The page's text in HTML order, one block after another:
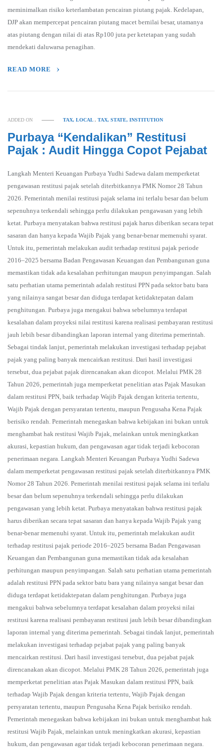
meminimalkan risiko keterlambatan pencairan piutang pajak. Kedelapan,
DJP akan mempercepat pencairan piutang macet bernilai besar, utamanya
atas piutang dengan nilai di atas Rp100 juta per ketetapan yang sudah
mendekati daluwarsa penagihan.
READ MORE
ADDED ON TAX, LOCAL,TAX, STATE, INSTITUTION
Purbaya “Kendalikan” Restitusi
Pajak : Audit Hingga Copot Pejabat
Langkah Menteri Keuangan Purbaya Yudhi Sadewa dalam memperketat
pengawasan restitusi pajak setelah diterbitkannya PMK Nomor 28 Tahun
2026. Pemerintah menilai restitusi pajak selama ini terlalu besar dan belum
sepenuhnya terkendali sehingga perlu dilakukan pengawasan yang lebih
ketat. Purbaya menyatakan bahwa restitusi pajak harus diberikan secara tepat
sasaran dan hanya kepada Wajib Pajak yang benar-benar memenuhi syarat.
Untuk itu, pemerintah melakukan audit terhadap restitusi pajak periode
2016–2025 bersama Badan Pengawasan Keuangan dan Pembangunan guna
memastikan tidak ada kesalahan perhitungan maupun penyimpangan. Salah
satu perhatian utama pemerintah adalah restitusi PPN pada sektor batu bara
yang nilainya sangat besar dan diduga terdapat ketidaktepatan dalam
penghitungan. Purbaya juga mengakui bahwa sebelumnya terdapat
kesalahan dalam proyeksi nilai restitusi karena realisasi pembayaran restitusi
jauh lebih besar dibandingkan laporan internal yang diterima pemerintah.
Sebagai tindak lanjut, pemerintah melakukan investigasi terhadap pejabat
pajak yang paling banyak mencairkan restitusi. Dari hasil investigasi
tersebut, dua pejabat pajak direncanakan akan dicopot. Melalui PMK 28
Tahun 2026, pemerintah juga memperketat penelitian atas Pajak Masukan
dalam restitusi PPN, baik terhadap Wajib Pajak dengan kriteria tertentu,
Wajib Pajak dengan persyaratan tertentu, maupun Pengusaha Kena Pajak
berisiko rendah. Pemerintah menegaskan bahwa kebijakan ini bukan untuk
menghambat hak restitusi Wajib Pajak, melainkan untuk meningkatkan
akurasi, kepastian hukum, dan pengawasan agar tidak terjadi kebocoran
penerimaan negara. Langkah Menteri Keuangan Purbaya Yudhi Sadewa
dalam memperketat pengawasan restitusi pajak setelah diterbitkannya PMK
Nomor 28 Tahun 2026. Pemerintah menilai restitusi pajak selama ini terlalu
besar dan belum sepenuhnya terkendali sehingga perlu dilakukan
pengawasan yang lebih ketat. Purbaya menyatakan bahwa restitusi pajak
harus diberikan secara tepat sasaran dan hanya kepada Wajib Pajak yang
benar-benar memenuhi syarat. Untuk itu, pemerintah melakukan audit
terhadap restitusi pajak periode 2016–2025 bersama Badan Pengawasan
Keuangan dan Pembangunan guna memastikan tidak ada kesalahan
perhitungan maupun penyimpangan. Salah satu perhatian utama pemerintah
adalah restitusi PPN pada sektor batu bara yang nilainya sangat besar dan
diduga terdapat ketidaktepatan dalam penghitungan. Purbaya juga
mengakui bahwa sebelumnya terdapat kesalahan dalam proyeksi nilai
restitusi karena realisasi pembayaran restitusi jauh lebih besar dibandingkan
laporan internal yang diterima pemerintah. Sebagai tindak lanjut, pemerintah
melakukan investigasi terhadap pejabat pajak yang paling banyak
mencairkan restitusi. Dari hasil investigasi tersebut, dua pejabat pajak
direncanakan akan dicopot. Melalui PMK 28 Tahun 2026, pemerintah juga
memperketat penelitian atas Pajak Masukan dalam restitusi PPN, baik
terhadap Wajib Pajak dengan kriteria tertentu, Wajib Pajak dengan
persyaratan tertentu, maupun Pengusaha Kena Pajak berisiko rendah.
Pemerintah menegaskan bahwa kebijakan ini bukan untuk menghambat hak
restitusi Wajib Pajak, melainkan untuk meningkatkan akurasi, kepastian
hukum, dan pengawasan agar tidak terjadi kebocoran penerimaan negara.